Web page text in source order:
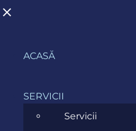
Inregistrare
ACASĂ
SERVICII
Servicii